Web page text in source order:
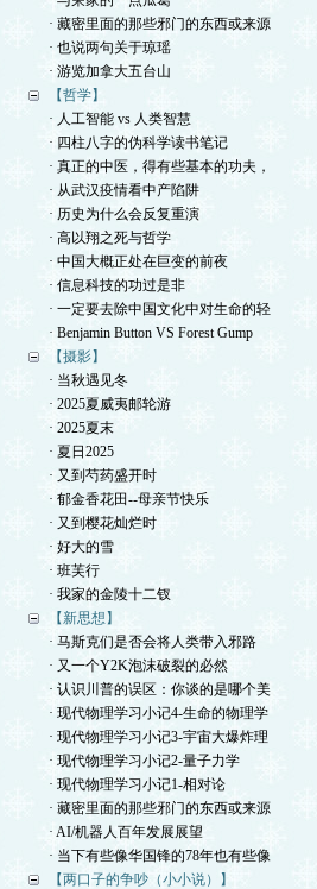
· 藏密里面的那些邪门的东西或来源
· 也说两句关于琼瑶
· 游览加拿大五台山
【哲学】
· 人工智能 vs 人类智慧
· 四柱八字的伪科学读书笔记
· 真正的中医，得有些基本的功夫，
· 从武汉疫情看中产陷阱
· 历史为什么会反复重演
· 高以翔之死与哲学
· 中国大概正处在巨变的前夜
· 信息科技的功过是非
· 一定要去除中国文化中对生命的轻
· Benjamin Button VS Forest Gump
【摄影】
· 当秋遇见冬
· 2025夏威夷邮轮游
· 2025夏末
· 夏日2025
· 又到芍药盛开时
· 郁金香花田--母亲节快乐
· 又到樱花灿烂时
· 好大的雪
· 班芙行
· 我家的金陵十二钗
【新思想】
· 马斯克们是否会将人类带入邪路
· 又一个Y2K泡沫破裂的必然
· 认识川普的误区：你谈的是哪个美
· 现代物理学习小记4-生命的物理学
· 现代物理学习小记3-宇宙大爆炸理
· 现代物理学习小记2-量子力学
· 现代物理学习小记1-相对论
· 藏密里面的那些邪门的东西或来源
· AI/机器人百年发展展望
· 当下有些像华国锋的78年也有些像
【两口子的争吵（小小说）】